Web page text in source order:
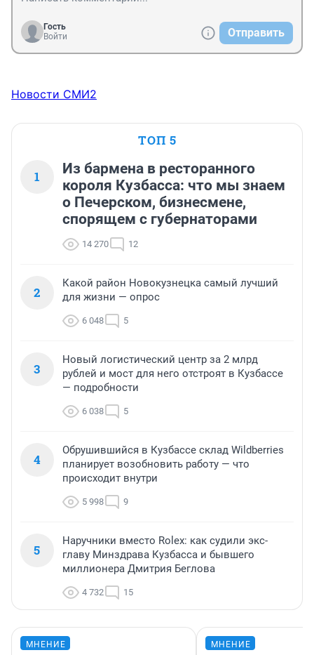
Гость
Войти
Отправить
Новости СМИ2
ТОП 5
1
Из бармена в ресторанного
короля Кузбасса: что мы знаем
о Печерском, бизнесмене,
спорящем с губернаторами
14 270 12
2
Какой район Новокузнецка самый лучший
для жизни — опрос
6 048 5
3
Новый логистический центр за 2 млрд
рублей и мост для него отстроят в Кузбассе
— подробности
6 038 5
4
Обрушившийся в Кузбассе склад Wildberries
планирует возобновить работу — что
происходит внутри
5 998 9
5
Наручники вместо Rolex: как судили экс-
главу Минздрава Кузбасса и бывшего
миллионера Дмитрия Беглова
4 732 15
МНЕНИЕ МНЕНИЕ